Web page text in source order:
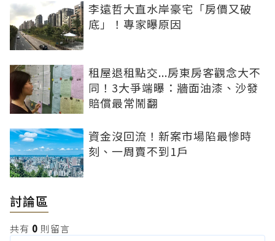
李遠哲大直水岸豪宅「房價又破
底」！專家曝原因
租屋退租點交...房東房客觀念大不
同！3大爭端曝：牆面油漆、沙發
賠償最常鬧翻
資金沒回流！新案市場陷最慘時
刻、一周賣不到1戶
討論區
共有 0 則留言